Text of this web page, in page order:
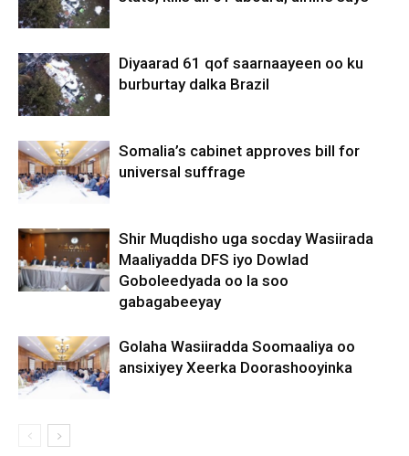
Diyaarad 61 qof saarnaayeen oo ku
burburtay dalka Brazil
Somalia’s cabinet approves bill for
universal suffrage
Shir Muqdisho uga socday Wasiirada
Maaliyadda DFS iyo Dowlad
Goboleedyada oo la soo
gabagabeeyay
Golaha Wasiiradda Soomaaliya oo
ansixiyey Xeerka Doorashooyinka